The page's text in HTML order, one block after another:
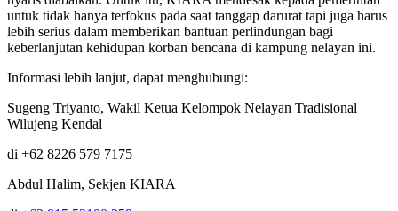
untuk tidak hanya terfokus pada saat tanggap darurat tapi juga harus
lebih serius dalam memberikan bantuan perlindungan bagi
keberlanjutan kehidupan korban bencana di kampung nelayan ini.
Informasi lebih lanjut, dapat menghubungi:
Sugeng Triyanto, Wakil Ketua Kelompok Nelayan Tradisional
Wilujeng Kendal
di +62 8226 579 7175
Abdul Halim, Sekjen KIARA